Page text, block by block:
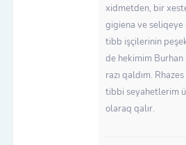
xidmetden, bir
gigiena ve seliqeye
tibb işçilerinin
de hekimim
razı qaldım.
tibbi seyahetlerim
olaraq qalır.